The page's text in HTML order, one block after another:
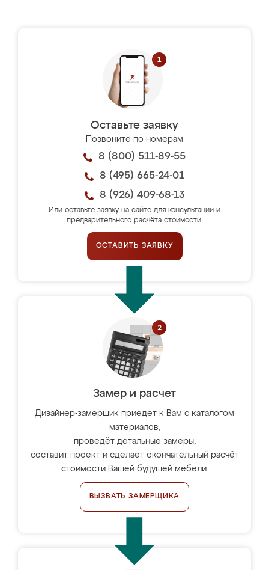
Оставьте заявку
Позвоните по номерам
8 (800) 511-89-55
8 (495) 665-24-01
8 (926) 409-68-13
Или оставьте заявку на сайте для консультации и
предварительного расчёта стоимости.
ОСТАВИТЬ ЗАЯВКУ
Замер и расчет
Дизайнер-замерщик приедет к Вам с каталогом
материалов,
проведёт детальные замеры,
составит проект и сделает окончательный расчёт
стоимости Вашей будущей мебели.
ВЫЗВАТЬ ЗАМЕРЩИКА